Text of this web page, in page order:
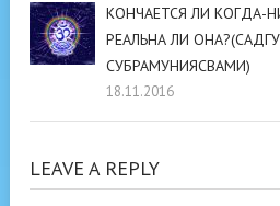
КОНЧАЕТСЯ ЛИ КОГДА-
РЕАЛЬНА ЛИ
СУБРАМУНИЯСВАМИ)
18.11.2016
LEAVE A REPLY